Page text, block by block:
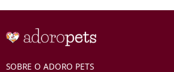
SOBRE O ADORO PETS